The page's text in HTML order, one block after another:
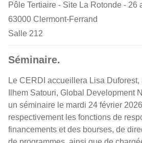
Pôle Tertiaire - Site La Rotonde - 26
63000 Clermont-Ferrand
Salle 212
Séminaire.
Le CERDI accueillera Lisa
Ilhem Satouri, Global Development
un séminaire le mardi 24 février
respectivement les fonctions de
financements et des bourses, de